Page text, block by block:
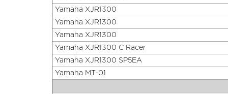
Yamaha XJR1300
Yamaha XJR1300
Yamaha XJR1300
Yamaha XJR1300 C Racer
Yamaha XJR1300 SP5EA
Yamaha MT-01